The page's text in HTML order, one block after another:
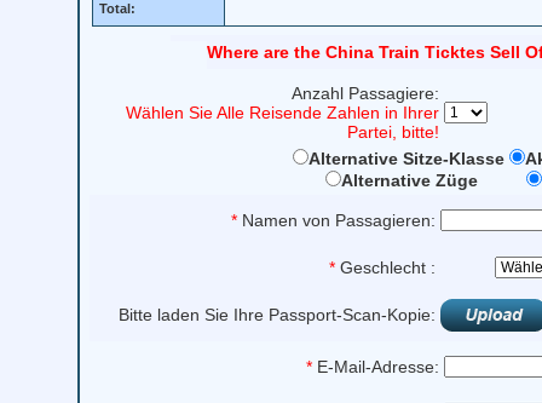
Total:
Where are the China Train Ticktes Sell
Anzahl Passagiere:
Wählen Sie Alle Reisende Zahlen in Ihrer
Partei, bitte!
Alternative Sitze-Klasse
Alternative Züge
* Namen von Passagieren:
* Geschlecht :
Bitte laden Sie Ihre Passport-Scan-Kopie:
* E-Mail-Adresse: